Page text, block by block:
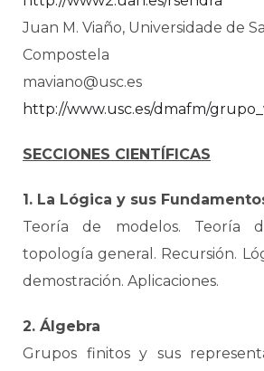
Juan M. Viaño, Universidade de
Compostela
maviano@usc.es
http://www.usc.es/dmafm/
SECCIONES CIENTÍFICAS
1. La Lógica y sus
Teoría de modelos. Teoría
topología general. Recursión.
demostración. Aplicaciones.
2. Álgebra
Grupos finitos y sus